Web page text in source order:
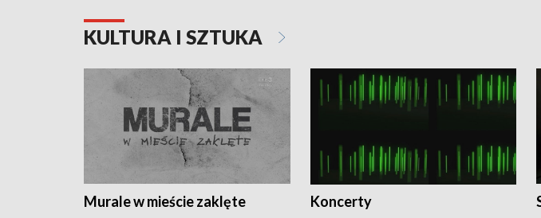
KULTURA I SZTUKA
Murale w mieście zaklęte Koncerty